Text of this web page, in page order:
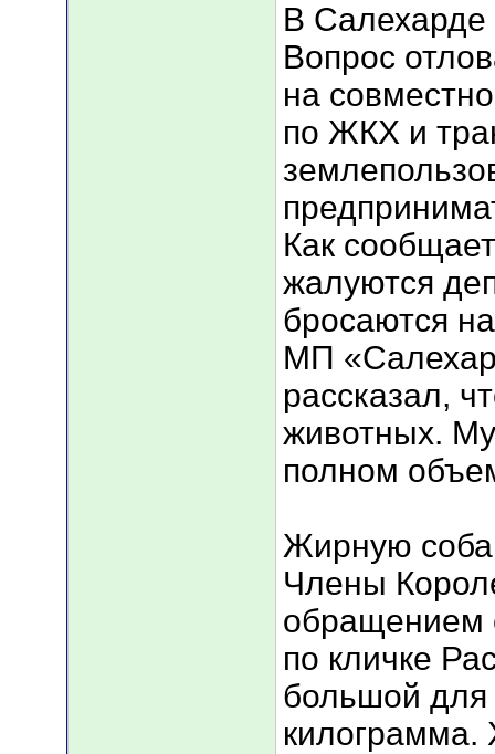
В Салехарде
Вопрос
на
по ЖКХ и
Как
жалуются
бросаются
МП
рассказал,
животных.
полном
Жирную
Члены
обращением
по кличке
большой для
килограмма.